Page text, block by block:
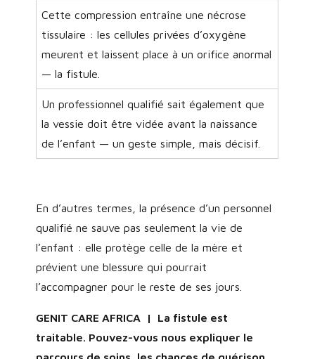
Cette compression entraîne une nécrose
tissulaire : les cellules privées d’oxygène
meurent et laissent place à un orifice anormal
— la fistule.
Un professionnel qualifié sait également que
la vessie doit être vidée avant la naissance
de l’enfant — un geste simple, mais décisif.
En d’autres termes, la présence d’un personnel
qualifié ne sauve pas seulement la vie de
l’enfant : elle protège celle de la mère et
prévient une blessure qui pourrait
l’accompagner pour le reste de ses jours.
GENIT CARE AFRICA | La fistule est
traitable. Pouvez-vous nous expliquer le